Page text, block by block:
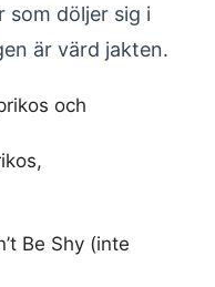
som döljer sig i
är värd jakten.
och
Be Shy (inte